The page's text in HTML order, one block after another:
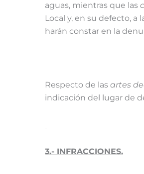
aguas, mientras que las
Local y, en su defecto,
harán constar en la
Respecto de las artes
indicación del lugar de
3.- INFRACCIONES.